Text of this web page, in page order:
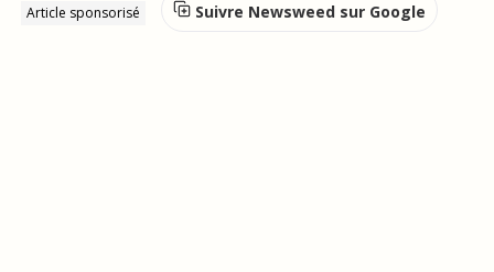
Article sponsorisé Suivre Newsweed sur Google